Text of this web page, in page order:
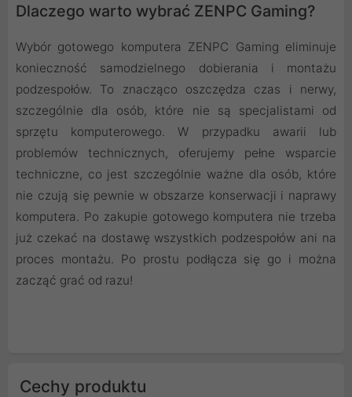
Dlaczego warto wybrać ZENPC Gaming?
Wybór gotowego komputera ZENPC Gaming eliminuje
konieczność samodzielnego dobierania i montażu
podzespołów. To znacząco oszczędza czas i nerwy,
szczególnie dla osób, które nie są specjalistami od
sprzętu komputerowego. W przypadku awarii lub
problemów technicznych, oferujemy pełne wsparcie
techniczne, co jest szczególnie ważne dla osób, które
nie czują się pewnie w obszarze konserwacji i naprawy
komputera. Po zakupie gotowego komputera nie trzeba
już czekać na dostawę wszystkich podzespołów ani na
proces montażu. Po prostu podłącza się go i można
zacząć grać od razu!
Cechy produktu